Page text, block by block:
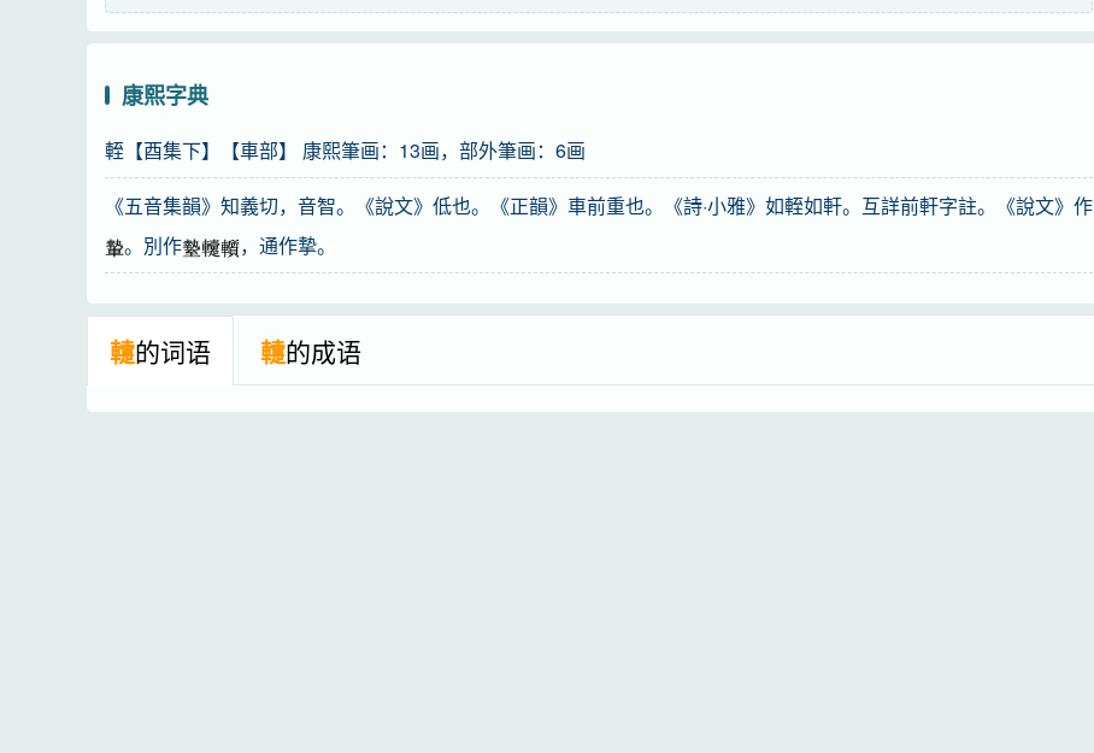
康熙字典
輊【酉集下】【車部】 康熙筆画：13画，部外筆画：6画
《五音集韻》知義切，音智。《說文》低也。《正韻》車前重也。《詩·小雅》如輊如軒。互詳前軒字註。《說文》作
。別作
，通作摯。
䡹的词语 䡹的成语